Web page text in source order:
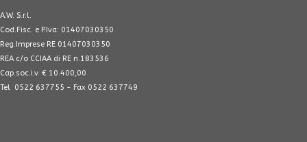
A.W. S.r.l.
Cod.Fisc. e P.Iva: 01407030350
Reg.Imprese RE 01407030350
REA c/o CCIAA di RE n.183536
Cap.soc.i.v. € 10.400,00
Tel 0522 637755 - Fax 0522 637749